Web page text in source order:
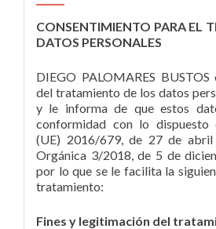
CONSENTIMIENTO PARA EL
DATOS PERSONALES
DIEGO PALOMARES BUSTOS
del tratamiento de los datos
y le informa de que estos
conformidad con lo dispuesto
(UE) 2016/679, de 27 de
Orgánica 3/2018, de 5 de
por lo que se le facilita la
tratamiento:
Fines y legitimación del